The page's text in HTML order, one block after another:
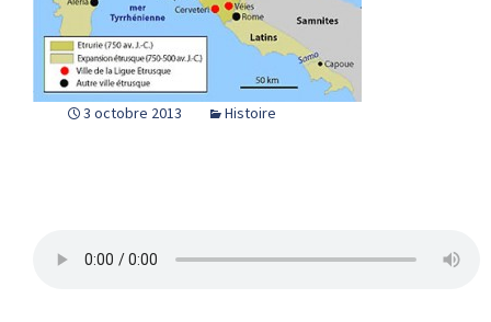
3 octobre 2013 Histoire